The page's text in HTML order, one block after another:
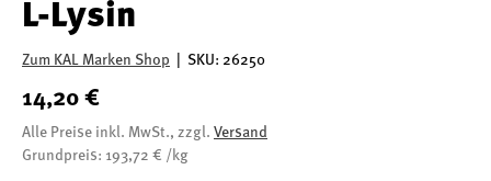
L-Lysin
Zum KAL Marken Shop SKU: 26250
14,20 €
Alle Preise inkl. MwSt., zzgl. Versand
Grundpreis: 193,72 € /kg